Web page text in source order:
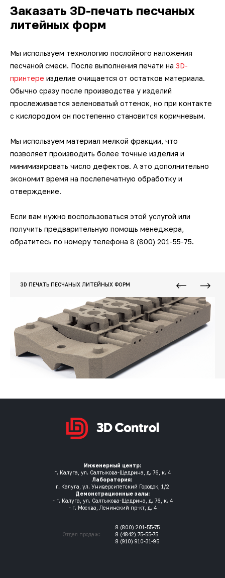
Заказать 3D-печать песчаных
литейных форм
Мы используем технологию послойного наложения
песчаной смеси. После выполнения печати на 3D-
принтере изделие очищается от остатков материала.
Обычно сразу после производства у изделий
прослеживается зеленоватый оттенок, но при контакте
с кислородом он постепенно становится коричневым.
Мы используем материал мелкой фракции, что
позволяет производить более точные изделия и
минимизировать число дефектов. А это дополнительно
экономит время на послепечатную обработку и
отверждение.
Если вам нужно воспользоваться этой услугой или
получить предварительную помощь менеджера,
обратитесь по номеру телефона 8 (800) 201-55-75.
3D ПЕЧАТЬ ПЕСЧАНЫХ ЛИТЕЙНЫХ ФОРМ
Инженерный центр:
г. Калуга, ул. Салтыкова-Щедрина, д. 76, к. 4
Лаборатория:
г. Калуга, ул. Университетский Городок, 1/2
Демонстрационные залы:
- г. Калуга, ул. Салтыкова-Щедрина, д. 76, к. 4
- г. Москва, Ленинский пр-кт, д. 4
Отдел продаж:
8 (800) 201-55-75
8 (4842) 75-55-75
8 (910) 910-31-95